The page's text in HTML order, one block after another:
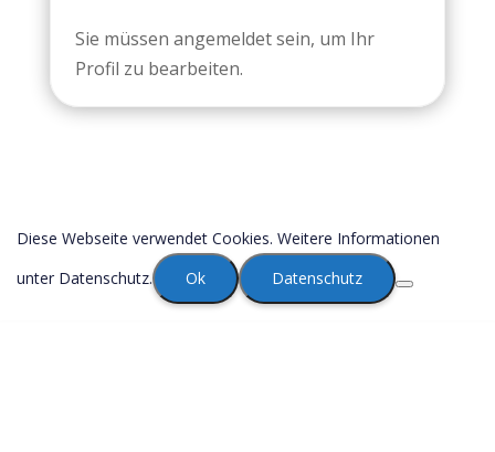
Sie müssen angemeldet sein, um Ihr
Profil zu bearbeiten.
Diese Webseite verwendet Cookies. Weitere Informationen
unter Datenschutz.
Ok Datenschutz